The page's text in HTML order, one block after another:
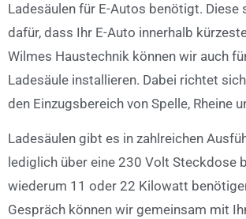
Ladesäulen für E-Autos benötigt.
dafür, dass Ihr E-Auto innerhalb
Wilmes Haustechnik können wir auch
Ladesäule installieren. Dabei richtet
den Einzugsbereich von Spelle, Rheine
Ladesäulen gibt es in zahlreichen
lediglich über eine 230 Volt Steckdose
wiederum 11 oder 22 Kilowatt
Gespräch können wir gemeinsam mit